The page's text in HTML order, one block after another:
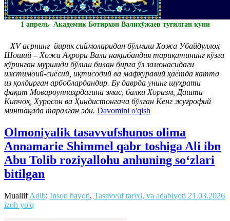
1 апрель- Академик Ботирхон Валихўжаев туғилган куни
ХV асрнинг йирик сиймоларидан бўлмиш Хожа Убайдуллоҳ
Шоший – Хожа Аҳрори Вали нақшбандия тариқатининг кўзга
кўринган муршиди бўлиш билан бирга ўз замонасидаги
ижтимоий-сиёсий, иқтисодий ва мафкуравий ҳаётда катта
из қолдирган арбоблардандир. Бу даврда унинг шуҳрати
фақат Мовароуннаҳрдагина эмас, балки Хоразм, Дашти
Қипчоқ, Хуросон ва Ҳиндистонгача бўлган Кенг жуғрофий
минтақада таралган эди. Davomini o'qish
Olmoniyalik tasavvufshunos olima
Annamarie Shimmel qabr toshiga Ali ibn
Abu Tolib roziyallohu anhuning soʻzlari
bitilgan
MuallifAdib: Inson hayoti, Tasavvuf tarixi, va adabiyoti 21.03.2026
izoh yo'q